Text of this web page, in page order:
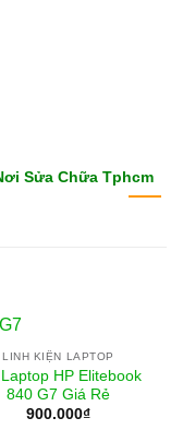
Sửa Chữa Tphcm
LINH KIỆN LAPTOP
HP Elitebook
840 G7 Giá Rẻ
900.000₫